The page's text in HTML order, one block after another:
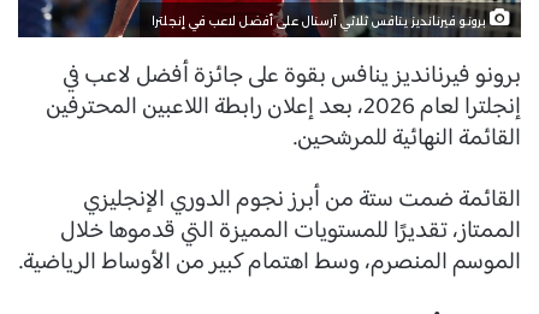
برونو فيرنانديز ينافس ثلاثي آرسنال على أفضل لاعب في إنجلترا
برونو فيرنانديز ينافس بقوة على جائزة أفضل لاعب في
إنجلترا لعام 2026، بعد إعلان رابطة اللاعبين المحترفين
القائمة النهائية للمرشحين.
القائمة ضمت ستة من أبرز نجوم الدوري الإنجليزي
الممتاز، تقديرًا للمستويات المميزة التي قدموها خلال
الموسم المنصرم، وسط اهتمام كبير من الأوساط الرياضية.